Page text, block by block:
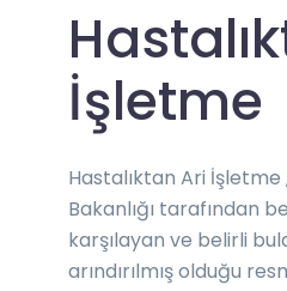
İşletme
Hastalıktan Ari İşletme
Bakanlığı tarafından
karşılayan ve belirli
arındırılmış olduğu